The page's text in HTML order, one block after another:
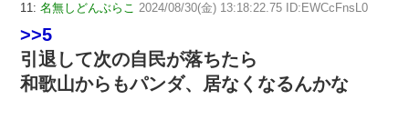
11: 名無しどんぶらこ 2024/08/30(金) 13:18:22.75 ID:EWCcFnsL0
>>5
引退して次の自民が落ちたら
和歌山からもパンダ、居なくなるんかな